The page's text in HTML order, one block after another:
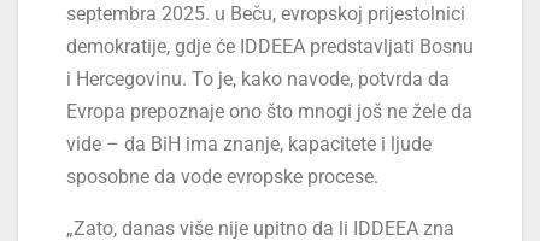
septembra 2025. u Beču, evropskoj prijestolnici
demokratije, gdje će IDDEEA predstavljati Bosnu
i Hercegovinu. To je, kako navode, potvrda da
Evropa prepoznaje ono što mnogi još ne žele da
vide – da BiH ima znanje, kapacitete i ljude
sposobne da vode evropske procese.
„Zato, danas više nije upitno da li IDDEEA zna